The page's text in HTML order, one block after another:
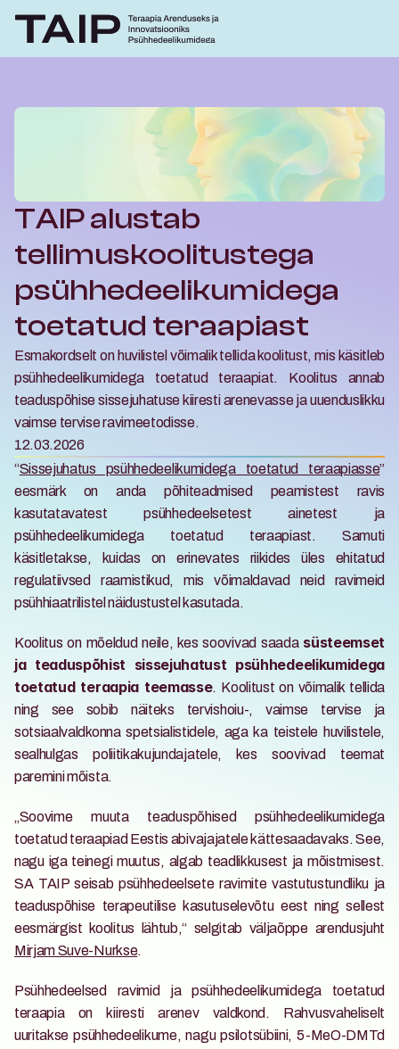
TAIP alustab
tellimuskoolitustega
psühhedeelikumidega
toetatud teraapiast
Esmakordselt on huvilistel võimalik tellida koolitust, mis käsitleb
psühhedeelikumidega toetatud teraapiat. Koolitus annab
teaduspõhise sissejuhatuse kiiresti arenevasse ja uuenduslikku
vaimse tervise ravimeetodisse.
12.03.2026
“Sissejuhatus psühhedeelikumidega toetatud teraapiasse”
eesmärk on anda põhiteadmised peamistest ravis
kasutatavatest psühhedeelsetest ainetest ja
psühhedeelikumidega toetatud teraapiast. Samuti
käsitletakse, kuidas on erinevates riikides üles ehitatud
regulatiivsed raamistikud, mis võimaldavad neid ravimeid
psühhiaatrilistel näidustustel kasutada.
Koolitus on mõeldud neile, kes soovivad saada süsteemset
ja teaduspõhist sissejuhatust psühhedeelikumidega
toetatud teraapia teemasse. Koolitust on võimalik tellida
ning see sobib näiteks tervishoiu-, vaimse tervise ja
sotsiaalvaldkonna spetsialistidele, aga ka teistele huvilistele,
sealhulgas poliitikakujundajatele, kes soovivad teemat
paremini mõista.
„Soovime muuta teaduspõhised psühhedeelikumidega
toetatud teraapiad Eestis abivajajatele kättesaadavaks. See,
nagu iga teinegi muutus, algab teadlikkusest ja mõistmisest.
SA TAIP seisab psühhedeelsete ravimite vastutustundliku ja
teaduspõhise terapeutilise kasutuselevõtu eest ning sellest
Mirjam Suve-Nurkse.
Psühhedeelsed ravimid ja psühhedeelikumidega toetatud
teraapia on kiiresti arenev valdkond. Rahvusvaheliselt
uuritakse psühhedeelikume, nagu psilotsübiini, 5-MeO-DMTd